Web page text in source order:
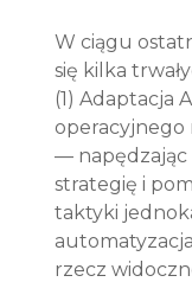
W ciągu
się kilka
(1) Adaptacja
—
strategię i
taktyki
rzecz